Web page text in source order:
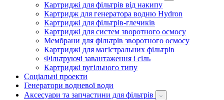
Картриджі для фільтрів від накипу
Картридж для генератора водню Hydron
Картриджі для фільтрів-глечиків
Картриджі для систем зворотного осмосу
Мембрани для фільтрів зворотного осмосу
Картриджі для магістральних фільтрів
Фільтруючі завантаження і сіль
Картриджі вугільного типу
Соціальні проекти
Генератори водневої води
Аксесуари та запчастини для фільтрів